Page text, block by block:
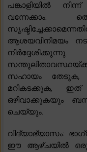
പങ്കാളിയിൽ
വന്നേക്കാം.
ആശയവിനിമയം
സഹായം തേടുക,
മറികടക്കുക, ഇത്
ഒഴിവാക്കുകയും
ചെയ്യും.
വിദ്യാഭ്യാസം:
ഈ ആഴ്ചയിൽ ഒരു